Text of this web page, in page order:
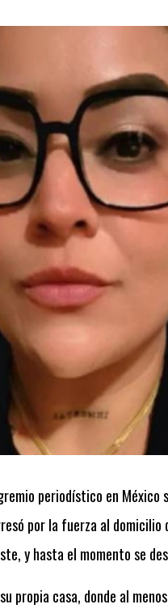
periodístico en México
por la fuerza al domicilio
, y hasta el momento se
propia casa, donde al